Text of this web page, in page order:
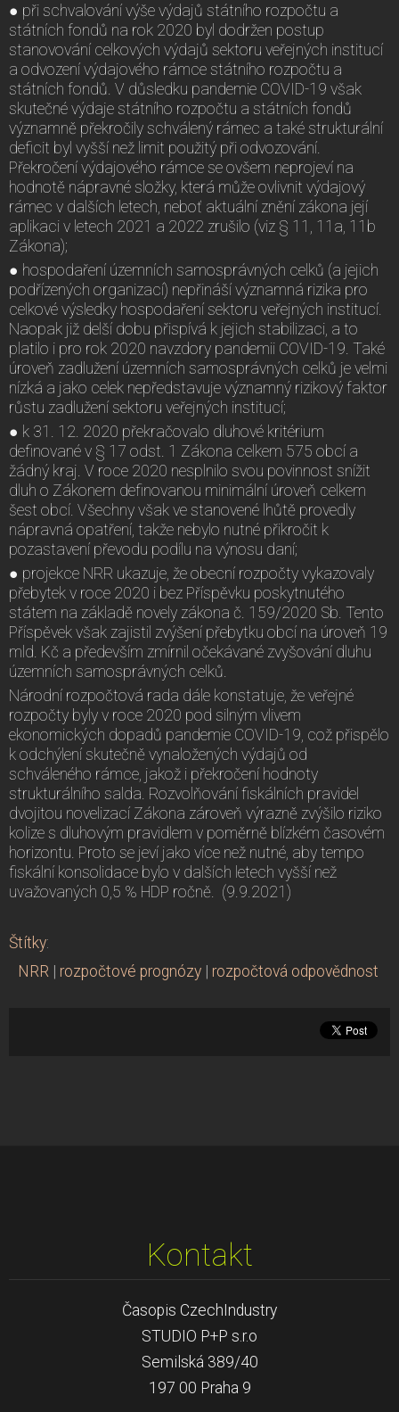
● při schvalování výše výdajů státního rozpočtu a
státních fondů na rok 2020 byl dodržen postup
stanovování celkových výdajů sektoru veřejných institucí
a odvození výdajového rámce státního rozpočtu a
státních fondů. V důsledku pandemie COVID-19 však
skutečné výdaje státního rozpočtu a státních fondů
významně překročily schválený rámec a také strukturální
deficit byl vyšší než limit použitý při odvozování.
Překročení výdajového rámce se ovšem neprojeví na
hodnotě nápravné složky, která může ovlivnit výdajový
rámec v dalších letech, neboť aktuální znění zákona její
aplikaci v letech 2021 a 2022 zrušilo (viz § 11, 11a, 11b
Zákona);
● hospodaření územních samosprávných celků (a jejich
podřízených organizací) nepřináší významná rizika pro
celkové výsledky hospodaření sektoru veřejných institucí.
Naopak již delší dobu přispívá k jejich stabilizaci, a to
platilo i pro rok 2020 navzdory pandemii COVID-19. Také
úroveň zadlužení územních samosprávných celků je velmi
nízká a jako celek nepředstavuje významný rizikový faktor
růstu zadlužení sektoru veřejných institucí;
● k 31. 12. 2020 překračovalo dluhové kritérium
definované v § 17 odst. 1 Zákona celkem 575 obcí a
žádný kraj. V roce 2020 nesplnilo svou povinnost snížit
dluh o Zákonem definovanou minimální úroveň celkem
šest obcí. Všechny však ve stanovené lhůtě provedly
nápravná opatření, takže nebylo nutné přikročit k
pozastavení převodu podílu na výnosu daní;
● projekce NRR ukazuje, že obecní rozpočty vykazovaly
přebytek v roce 2020 i bez Příspěvku poskytnutého
státem na základě novely zákona č. 159/2020 Sb. Tento
Příspěvek však zajistil zvýšení přebytku obcí na úroveň 19
mld. Kč a především zmírnil očekávané zvyšování dluhu
územních samosprávných celků.
Národní rozpočtová rada dále konstatuje, že veřejné
rozpočty byly v roce 2020 pod silným vlivem
ekonomických dopadů pandemie COVID-19, což přispělo
k odchýlení skutečně vynaložených výdajů od
schváleného rámce, jakož i překročení hodnoty
strukturálního salda. Rozvolňování fiskálních pravidel
dvojitou novelizací Zákona zároveň výrazně zvýšilo riziko
kolize s dluhovým pravidlem v poměrně blízkém časovém
horizontu. Proto se jeví jako více než nutné, aby tempo
fiskální konsolidace bylo v dalších letech vyšší než
uvažovaných 0,5 % HDP ročně. (9.9.2021)
Štítky:
NRR | rozpočtové prognózy | rozpočtová odpovědnost
Kontakt
Časopis CzechIndustry
STUDIO P+P s.r.o
Semilská 389/40
197 00 Praha 9